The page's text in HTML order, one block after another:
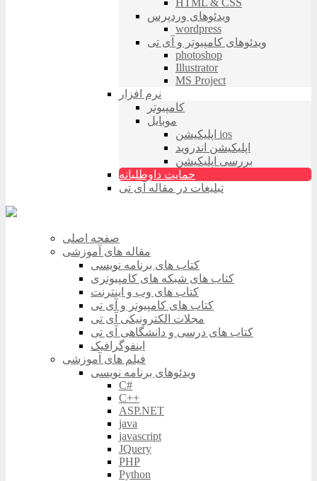
HTML & CSS
ویدئوهای وردپرس
wordpress
ویدئوهای کامپیوتر و آی تی
photoshop
Illustrator
MS Project
نرم افزار
کامپیوتر
موبایل
اپلیکیشن ios
اپلیکیشن اندروید
بررسی اپلیکیشن
حمایت داوطلبانه
تبلیغات در مقاله آی تی
صفحه اصلی
مقاله های آموزشی
کتاب های برنامه نویسی
کتاب های شبکه های کامپیوتری
کتاب های وب و اینترنت
کتاب های کامپیوتر و آی تی
مجلات الکترونیکی آی تی
کتاب های درسی و دانشگاهی آی تی
اینفوگرافیک
فیلم های آموزشی
ویدئوهای برنامه نویسی
C#
C++
ASP.NET
java
javascript
JQuery
PHP
Python